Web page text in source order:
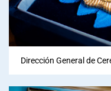
Dirección General de